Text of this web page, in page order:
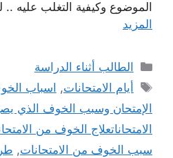
الموضوع وكيفية التغلب عليه
المزيد
التصنيفات
الطالب أثناء الدراسة
الوسوم
أيام الامتحانات, اسباب
الإمتحان وسبب الخوف الذي
الامتحاناتعلاج الخوف من
سبب الخوف من الامتحانات,